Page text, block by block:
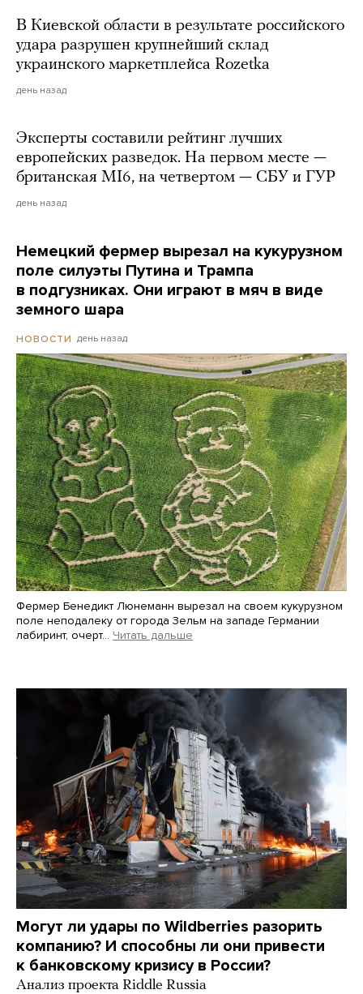
В Киевской области в результате российского
удара разрушен крупнейший склад
украинского маркетплейса Rozetka
день назад
Эксперты составили рейтинг лучших
европейских разведок. На первом месте —
британская MI6, на четвертом — СБУ и ГУР
день назад
Немецкий фермер вырезал на кукурузном
поле силуэты Путина и Трампа
в подгузниках. Они играют в мяч в виде
земного шара
НОВОСТИ день назад
Фермер Бенедикт Люнеманн вырезал на своем кукурузном
поле неподалеку от города Зельм на западе Германии
лабиринт, очерт… Читать дальше
Могут ли удары по Wildberries разорить
компанию? И способны ли они привести
к банковскому кризису в России?
Анализ проекта Riddle Russia